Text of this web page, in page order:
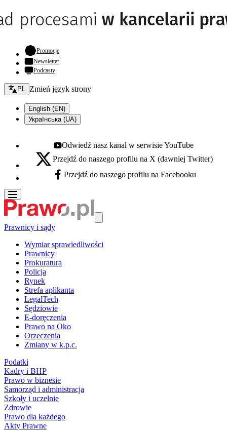
Promocje- otwiera się w nowej karcie
Newsletter
Podcasty
Zmień język - bieżący:
PL Zmień język strony
English (EN)
Українська (UA)
Youtube - otwiera się w nowej karcie
Odwiedź nasz kanał w serwisie YouTube
X - otwiera się w nowej karcie
Przejdź do naszego profilu na X (dawniej Twitter)
Facebook - otwiera się w nowej karcie
Przejdź do naszego profilu na Facebooku
Prawnicy i sądy
Wymiar sprawiedliwości
Prawnicy
Prokuratura
Policja
Rynek
Strefa aplikanta
LegalTech
Sędziowie
E-doręczenia
Prawo na Oko
Orzeczenia
Zmiany w k.p.c.
Podatki
Kadry i BHP
Prawo w biznesie
Samorząd i administracja
Szkoły i uczelnie
Zdrowie
Prawo dla każdego
Akty Prawne